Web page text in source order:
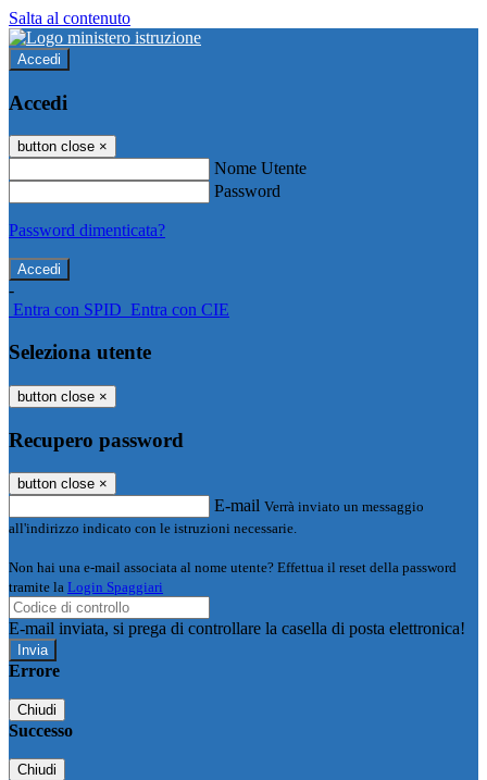
Salta al contenuto
Accedi
Accedi
button close ×
Nome Utente
Password
Password dimenticata?
-
Entra con SPID Entra con CIE
Seleziona utente
button close ×
Recupero password
button close ×
E-mail Verrà inviato un messaggio
all'indirizzo indicato con le istruzioni necessarie.
Non hai una e-mail associata al nome utente? Effettua il reset della password
tramite la Login Spaggiari
E-mail inviata, si prega di controllare la casella di posta elettronica!
Errore
Chiudi
Successo
Chiudi